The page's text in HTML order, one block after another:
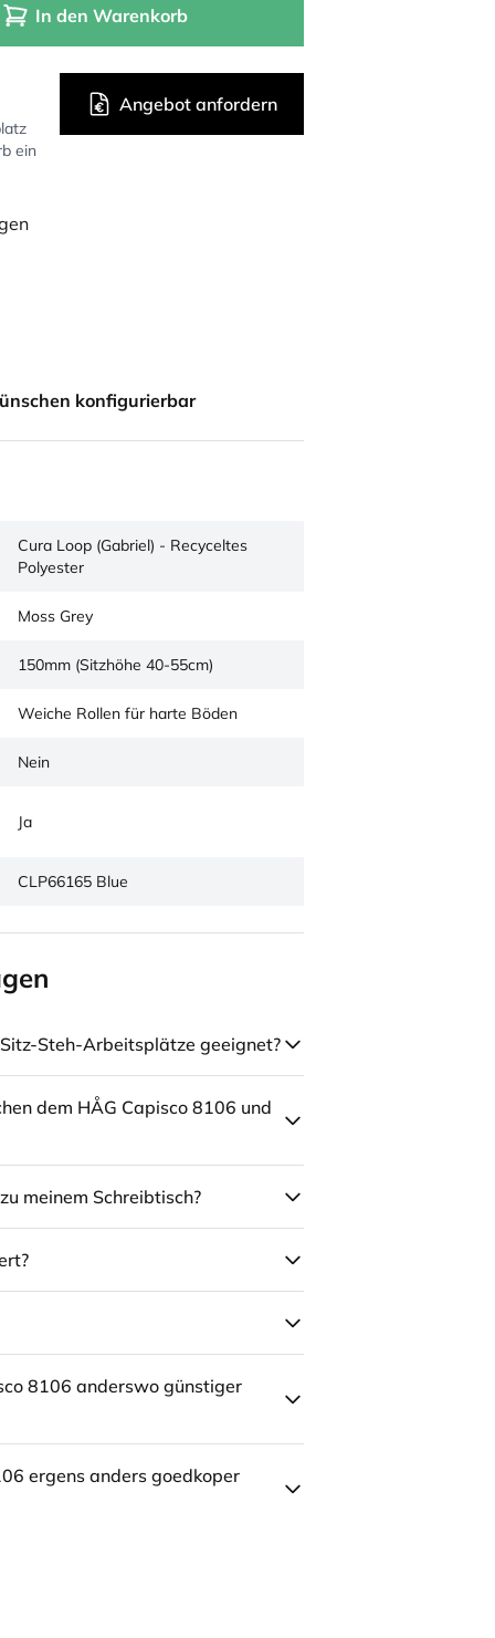
In den Warenkorb
ein
Angebot anfordern
konfigurierbar
Cura Loop (Gabriel) - Recyceltes
Polyester
Moss Grey
150mm (Sitzhöhe 40-55cm)
Weiche Rollen für harte Böden
Nein
Ja
CLP66165 Blue
Steh-Arbeitsplätze geeignet?
dem HÅG Capisco 8106 und
meinem Schreibtisch?
8106 anderswo günstiger
ergens anders goedkoper